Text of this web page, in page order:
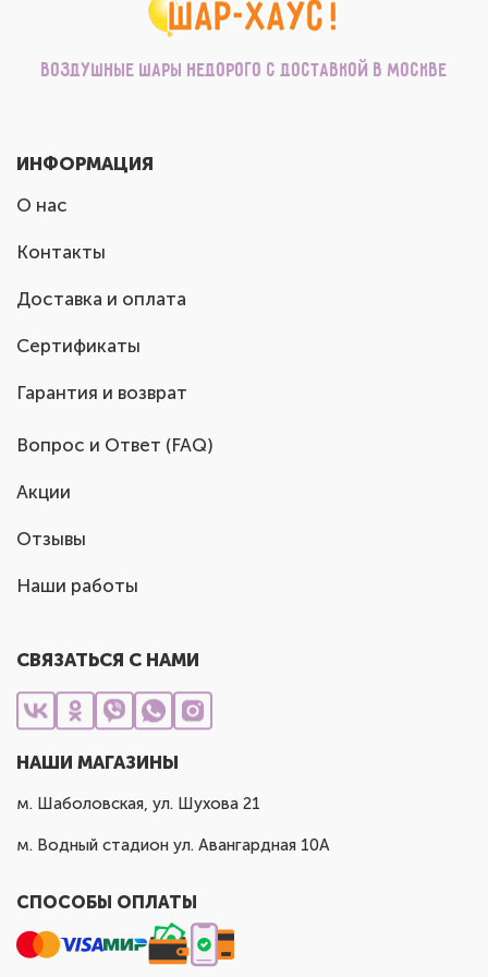
Воздушные шары недорого с доставкой в Москве
ИНФОРМАЦИЯ
О нас
Контакты
Доставка и оплата
Сертификаты
Гарантия и возврат
Вопрос и Ответ (FAQ)
Акции
Отзывы
Наши работы
СВЯЗАТЬСЯ С НАМИ
НАШИ МАГАЗИНЫ
м. Шаболовская, ул. Шухова 21
м. Водный стадион ул. Авангардная 10А
СПОСОБЫ ОПЛАТЫ